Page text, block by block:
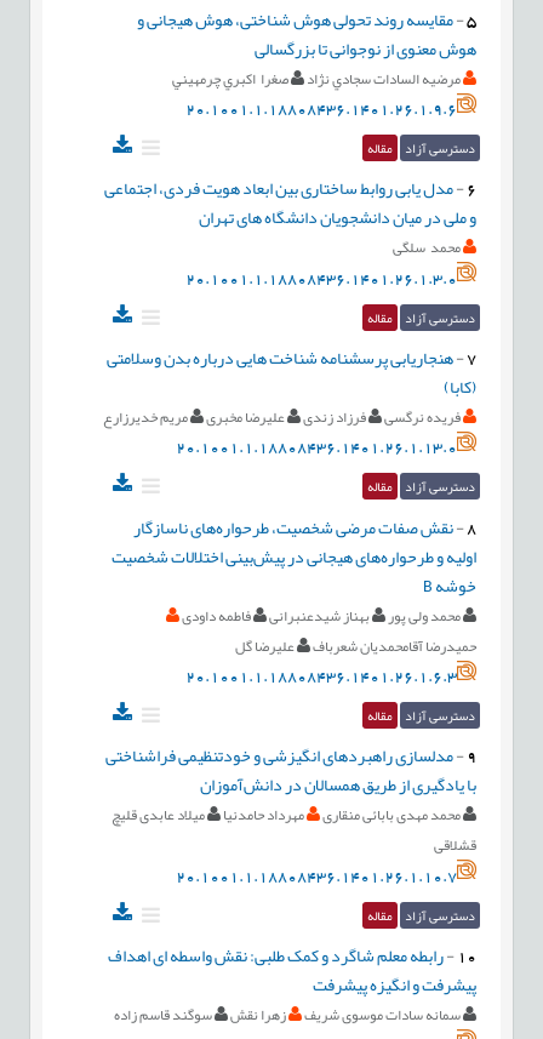
5
-مقایسه روند تحولی هوش شناختی، هوش هیجانی و
هوش معنوی از نوجوانی تا بزرگسالی
مرضيه السادات سجادي نژاد صغرا اكبري چرمهيني
20.1001.1.18808436.1401.26.1.9.6
دسترسی آزاد مقاله
6
-مدل یابی روابط ساختاری بین ابعاد هویت فردی، اجتماعی
و ملی در میان دانشجویان دانشگاه های تهران
محمد سلگی
20.1001.1.18808436.1401.26.1.3.0
دسترسی آزاد مقاله
7
-هنجاریابی پرسشنامه شناخت هایی درباره بدن وسلامتی
(کابا)
فریده نرگسی فرزاد زندی علیرضا مخبری مریم خدیرزارع
20.1001.1.18808436.1401.26.1.13.0
دسترسی آزاد مقاله
8
-نقش صفات مرضی شخصیت، طرحواره‌های ناسازگار
اولیه و طرحواره‌های هیجانی در پیش‌بینی اختلالات شخصیت
خوشه B
محمد ولی پور بهناز شیدعنبرانی
فاطمه داودی
حمیدرضا آقامحمديان شعرباف علیرضا گل
20.1001.1.18808436.1401.26.1.6.3
دسترسی آزاد مقاله
9
-مدلسازی راهبردهای انگیزشی و خودتنظیمی فراشناختی
با یادگیری از طریق همسالان در دانش‌آموزان
محمد مهدی بابائی منقاری مهرداد حامدنیا
میلاد عابدی قلیچ
قشلاقی
20.1001.1.18808436.1401.26.1.10.7
دسترسی آزاد مقاله
10
-رابطه معلم شاگرد و کمک طلبی: نقش واسطه ای اهداف
پیشرفت و انگیزه پیشرفت
سمانه سادات موسوی شریف زهرا نقش سوگند قاسم زاده